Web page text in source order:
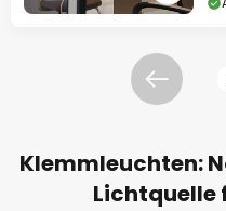
Zurück
Klemmleuchten:
Lichtquelle